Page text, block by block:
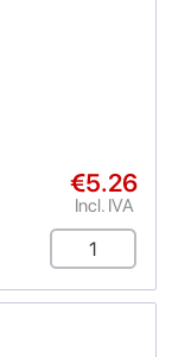
€5.26
Incl. IVA